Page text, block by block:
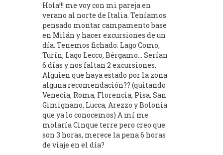
Hola!!! me voy con mi pareja en
verano al norte de Italia. Teníamos
pensado montar campamento base
en Milán y hacer excursiones de un
día. Tenemos fichado: Lago Como,
Turín, Lago Lecco, Bérgamo... Serían
6 días y nos faltan 2 excursiones.
Alguien que haya estado por la zona
alguna recomendación?? (quitando
Venecia, Roma, Florencia, Pisa, San
Gimignano, Lucca, Arezzo y Bolonia
que ya lo conocemos) A mí me
molaría Cinque terre pero creo que
son 3 horas, merece la pena 6 horas
de viaje en el día?